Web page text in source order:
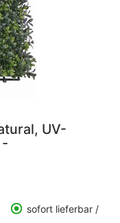
UV-
sofort lieferbar /